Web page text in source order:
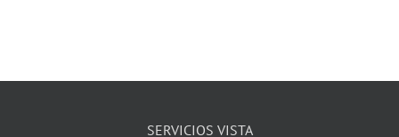
SERVICIOS VISTA